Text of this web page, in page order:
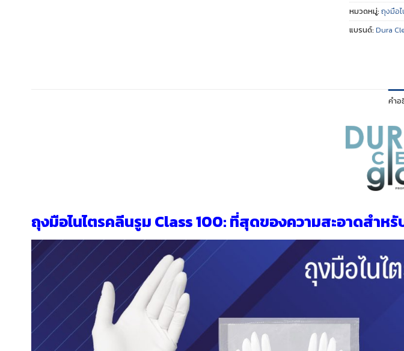
หมวดหมู่:ถุงมือ
แบรนด์:Dura
คำอ
ถุงมือไนไตรคลีนรูม Class 100: ที่สุดของความสะอาดสำห